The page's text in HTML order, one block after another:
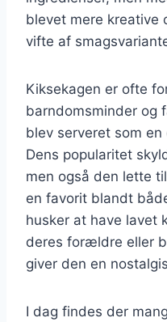
blevet mere kreative
vifte af
Kiksekagen er ofte
barndomsminder og
blev serveret som
Dens popularitet
men også den lette
en favorit blandt
husker at have lavet
deres forældre eller
giver den en
I dag findes der